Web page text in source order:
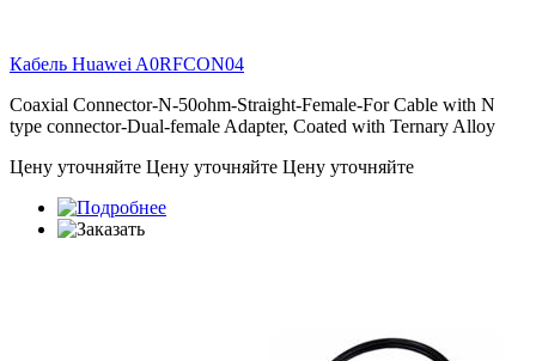
Кабель Huawei A0RFCON04
Coaxial Connector-N-50ohm-Straight-Female-For Cable with N
type connector-Dual-female Adapter, Coated with Ternary Alloy
Цену уточняйте Цену уточняйте Цену уточняйте